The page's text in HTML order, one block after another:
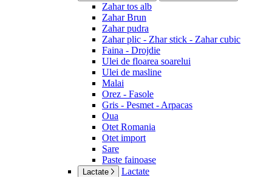
Zahar tos alb
Zahar Brun
Zahar pudra
Zahar plic - Zhar stick - Zahar cubic
Faina - Drojdie
Ulei de floarea soarelui
Ulei de masline
Malai
Orez - Fasole
Gris - Pesmet - Arpacas
Oua
Otet Romania
Otet import
Sare
Paste fainoase
Lactate Lactate